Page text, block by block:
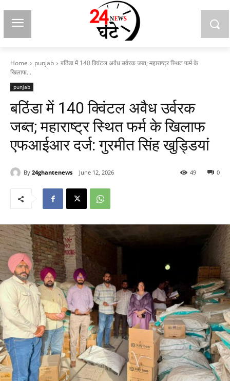
Home punjab
बठिंडा में 140 क्विंटल अवैध उर्वरक जब्त; महाराष्ट्र स्थित फर्म के
खिलाफ...
punjab
बठिंडा में 140 क्विंटल अवैध उर्वरक
जब्त; महाराष्ट्र स्थित फर्म के खिलाफ
एफआईआर दर्ज: गुरमीत सिंह खुड्डियां
By 24ghantenews June 12, 2026 0
49